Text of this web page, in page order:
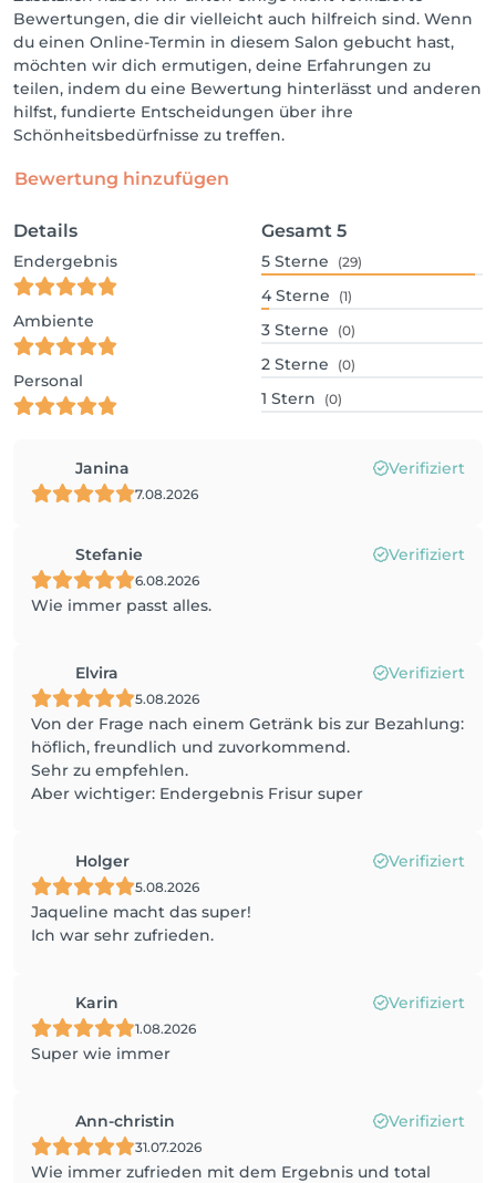
Bewertungen, die dir vielleicht auch hilfreich sind. Wenn
du einen Online-Termin in diesem Salon gebucht hast,
möchten wir dich ermutigen, deine Erfahrungen zu
teilen, indem du eine Bewertung hinterlässt und anderen
hilfst, fundierte Entscheidungen über ihre
Schönheitsbedürfnisse zu treffen.
Bewertung hinzufügen
Details
Endergebnis
Ambiente
Personal
Gesamt 5
5 Sterne (29)
4 Sterne (1)
3 Sterne (0)
2 Sterne (0)
1 Stern (0)
Janina Verifiziert
7.08.2026
Stefanie Verifiziert
6.08.2026
Wie immer passt alles.
Elvira Verifiziert
5.08.2026
Von der Frage nach einem Getränk bis zur Bezahlung:
höflich, freundlich und zuvorkommend.
Sehr zu empfehlen.
Aber wichtiger: Endergebnis Frisur super
Holger Verifiziert
5.08.2026
Jaqueline macht das super!
Ich war sehr zufrieden.
Karin Verifiziert
1.08.2026
Super wie immer
Ann-christin Verifiziert
31.07.2026
Wie immer zufrieden mit dem Ergebnis und total